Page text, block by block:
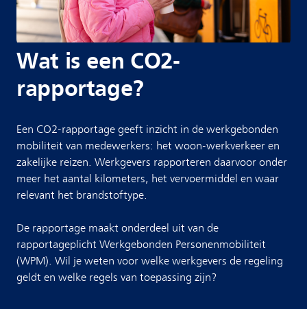
Wat is een CO2-
rapportage?
Een CO2-rapportage geeft inzicht in de werkgebonden
mobiliteit van medewerkers: het woon-werkverkeer en
zakelijke reizen. Werkgevers rapporteren daarvoor onder
meer het aantal kilometers, het vervoermiddel en waar
relevant het brandstoftype.
De rapportage maakt onderdeel uit van de
rapportageplicht Werkgebonden Personenmobiliteit
(WPM). Wil je weten voor welke werkgevers de regeling
geldt en welke regels van toepassing zijn?